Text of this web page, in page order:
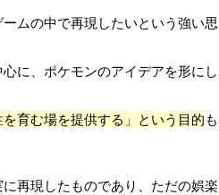
ムの中で再現したいという強い思
に、ポケモンのアイデアを形にし
育む場を提供する」という目的も
再現したものであり、ただの娯楽